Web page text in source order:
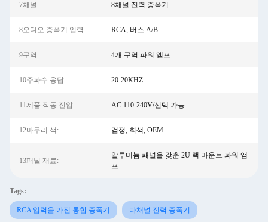
7채널: 8채널 전력 증폭기
8오디오 증폭기 입력: RCA, 버스 A/B
9구역: 4개 구역 파워 앰프
10주파수 응답: 20-20KHZ
11제품 작동 전압: AC 110-240V/선택 가능
12마무리 색: 검정, 회색, OEM
13패널 재료:
알루미늄 패널을 갖춘 2U 랙 마운트 파워 앰
프
Tags:
RCA 입력을 가진 통합 증폭기 다채널 전력 증폭기